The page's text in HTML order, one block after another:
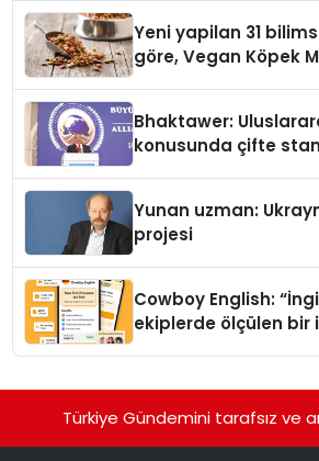
Yeni yapilan 31
göre, Vegan Köpek
Bhaktawer:
konusunda çifte
Yunan uzman:
projesi
Cowboy English:
ekiplerde ölçülen bir
Türkiye Gündemini tarafsız ve